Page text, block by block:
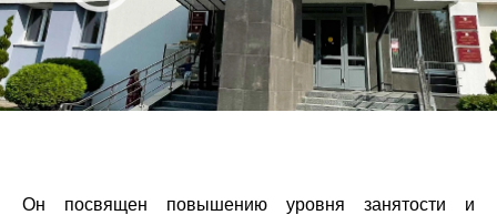
Он посвящен повышению уровня занятости и